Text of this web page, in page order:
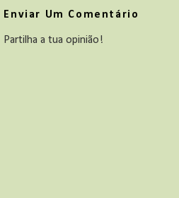
Enviar Um Comentário
Partilha a tua opinião!